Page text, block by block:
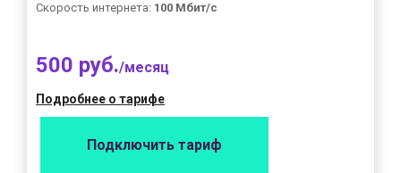
Скорость интернета: 100 Мбит/с
500 руб./месяц
Подробнее о тарифе
Подключить тариф